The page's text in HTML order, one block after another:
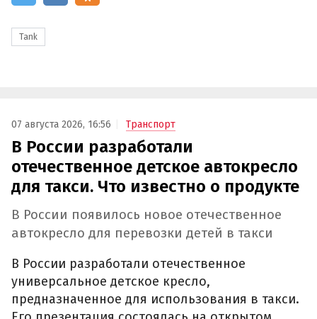
Tank
07 августа 2026, 16:56 Транспорт
В России разработали
отечественное детское автокресло
для такси. Что известно о продукте
В России появилось новое отечественное
автокресло для перевозки детей в такси
В России разработали отечественное
универсальное детское кресло,
предназначенное для использования в такси.